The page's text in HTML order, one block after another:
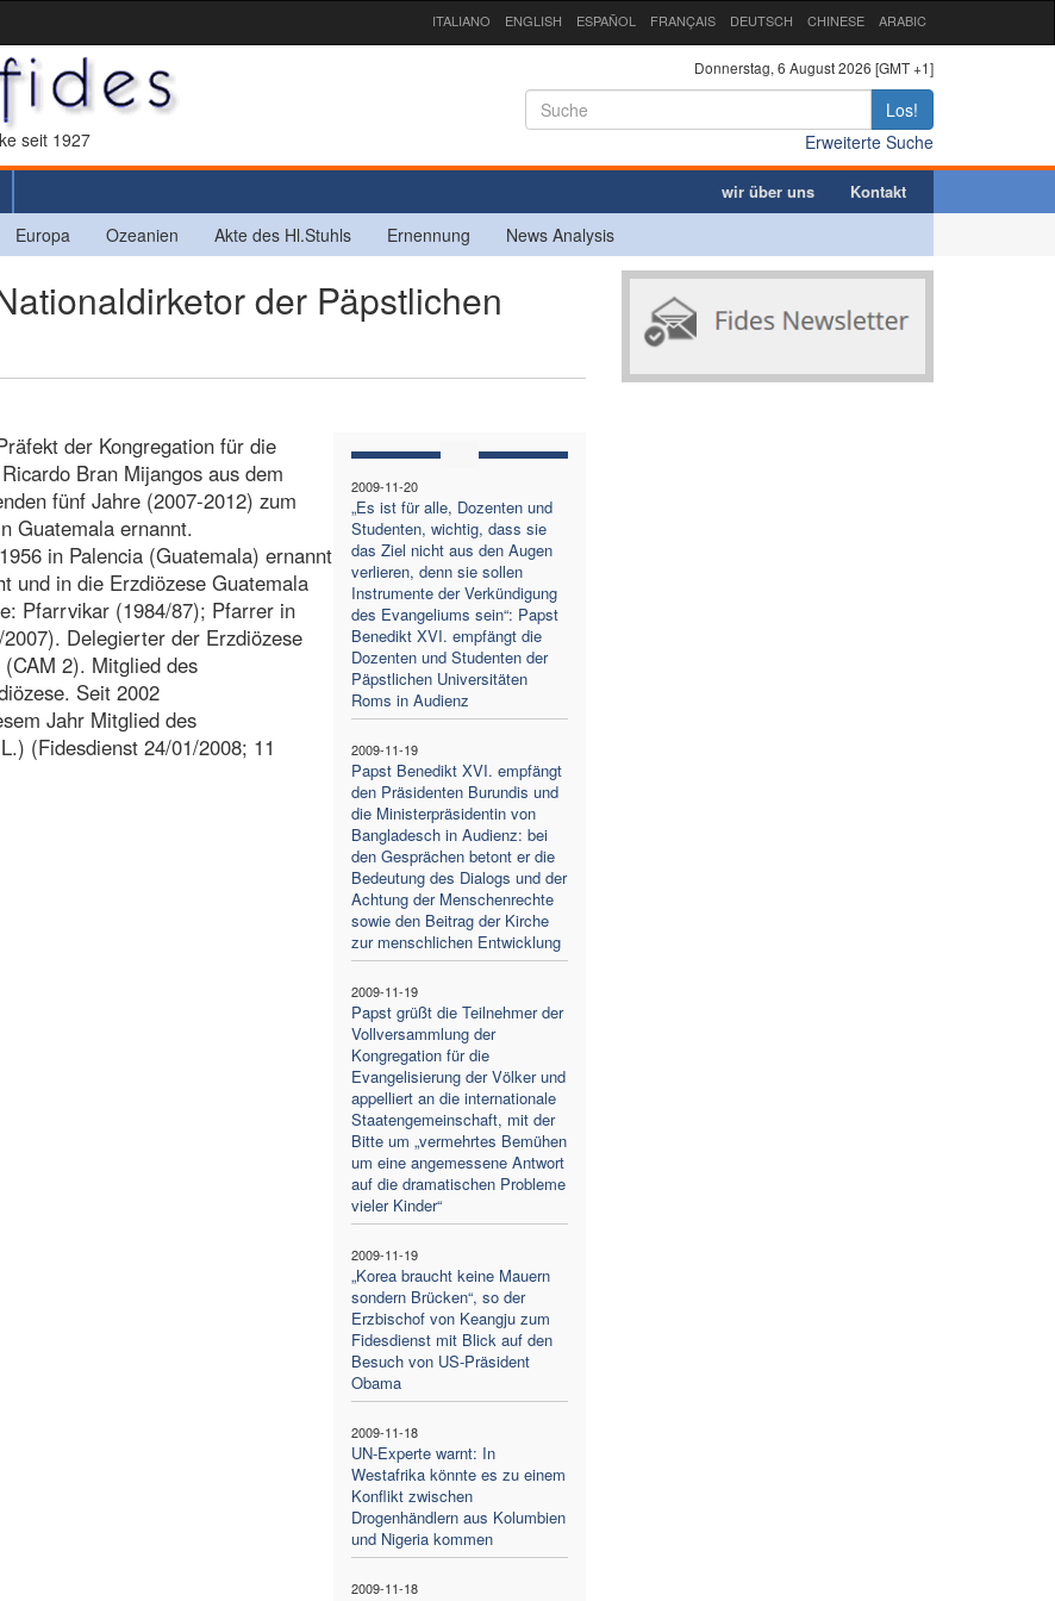
ITALIANO ENGLISH ESPAÑOL FRANÇAIS DEUTSCH CHINESE ARABIC
seit 1927
Donnerstag, 6 August 2026 [GMT +1]
Los!
Erweiterte Suche
wir über uns Kontakt
Europa Ozeanien Akte des Hl.Stuhls Ernennung News Analysis
der Päpstlichen
2009-11-20
„Es ist für alle, Dozenten und
Studenten, wichtig, dass sie
das Ziel nicht aus den Augen
verlieren, denn sie sollen
Instrumente der Verkündigung
des Evangeliums sein“: Papst
Benedikt XVI. empfängt die
Dozenten und Studenten der
Päpstlichen Universitäten
Roms in Audienz
2009-11-19
Papst Benedikt XVI. empfängt
den Präsidenten Burundis und
die Ministerpräsidentin von
Bangladesch in Audienz: bei
den Gesprächen betont er die
Bedeutung des Dialogs und der
Achtung der Menschenrechte
sowie den Beitrag der Kirche
zur menschlichen Entwicklung
2009-11-19
Papst grüßt die Teilnehmer der
Vollversammlung der
Kongregation für die
Evangelisierung der Völker und
appelliert an die internationale
Staatengemeinschaft, mit der
Bitte um „vermehrtes Bemühen
um eine angemessene Antwort
auf die dramatischen Probleme
vieler Kinder“
2009-11-19
„Korea braucht keine Mauern
sondern Brücken“, so der
Erzbischof von Keangju zum
Fidesdienst mit Blick auf den
Besuch von US-Präsident
Obama
2009-11-18
UN-Experte warnt: In
Westafrika könnte es zu einem
Konflikt zwischen
Drogenhändlern aus Kolumbien
und Nigeria kommen
2009-11-18
der Kongregation für die
Bran Mijangos aus dem
fünf Jahre (2007-2012) zum
Guatemala ernannt.
in Palencia (Guatemala) ernannt
und in die Erzdiözese Guatemala
Pfarrvikar (1984/87); Pfarrer in
Delegierter der Erzdiözese
2). Mitglied des
Seit 2002
Jahr Mitglied des
(Fidesdienst 24/01/2008; 11